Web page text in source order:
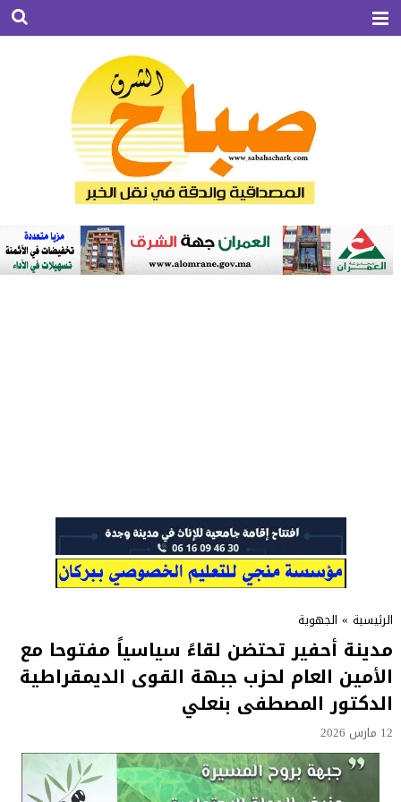
الرئيسية » الجهوية
مدينة أحفير تحتضن لقاءً سياسياً مفتوحا مع
الأمين العام لحزب جبهة القوى الديمقراطية
الدكتور المصطفى بنعلي
12 مارس 2026